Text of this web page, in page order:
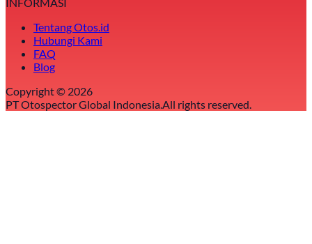
INFORMASI
Tentang Otos.id
Hubungi Kami
FAQ
Blog
Copyright © 2026
PT Otospector Global Indonesia.All rights reserved.